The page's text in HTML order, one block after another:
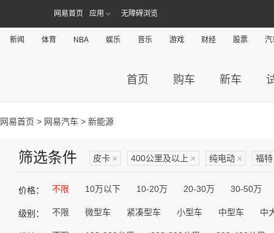
网易首页 应用 无障碍浏览
新闻 体育 NBA 娱乐 音乐 游戏 财经 股票 汽
首页 购车 新车
网易首页 > 网易汽车 > 新能源
筛选条件 皮卡 × 400公里及以上 × 纯电动 × 福特
价格： 不限 10万以下 10-20万 20-30万 30-50万
级别： 不限 微型车 紧凑型车 小型车 中型车 中